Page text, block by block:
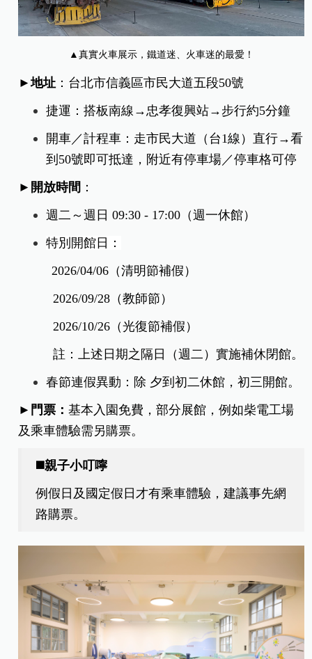
▲真實火車展示，鐵道迷、火車迷的最愛！
►地址 ：台北市信義區市民大道五段50號
捷運：搭板南線→忠孝復興站→步行約5分鐘
開車／計程車：走市民大道（台1線）直行→看
到50號即可抵達，附近有停車場／停車格可停
►開放時間 ：
週二～週日 09:30 - 17:00（週一休館）
特別開館日：
2026/04/06（清明節補假）
2026/09/28（教師節）
2026/10/26（光復節補假）
註：上述日期之隔日（週二）實施補休閉館。
春節連假異動：除 夕到初二休館，初三開館。
►門票：基本入園免費，部分展館，例如柴電工場
及乘車體驗需另購票。
◼️親子小叮嚀
例假日及國定假日才有乘車體驗，建議事先網
路購票。